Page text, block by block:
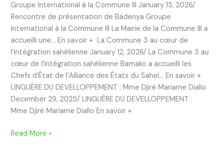
Groupe International à la Commune III January 13, 2026/
Rencontre de présentation de Badenya Groupe
International à la Commune III La Mairie de la Commune III a
accueilli une… En savoir + La Commune 3 au cœur de
l’intégration sahélienne January 12, 2026/ La Commune 3 au
cœur de l’intégration sahélienne Bamako a accueilli les
Chefs d’État de l’Alliance des États du Sahel… En savoir +
LINGUÈRE DU DEVELLOPPEMENT : Mme Djiré Mariame Diallo
December 29, 2025/ LINGUÈRE DU DEVELLOPPEMENT :
Mme Djiré Mariame Diallo En savoir +
Read More »